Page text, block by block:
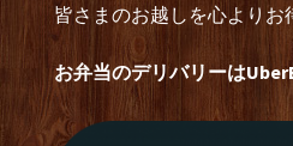
皆さまのお越しを心よりお
お弁当のデリバリーは